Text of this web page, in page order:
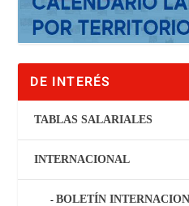
DE INTERÉS
TABLAS SALARIALES
INTERNACIONAL
BOLETÍN